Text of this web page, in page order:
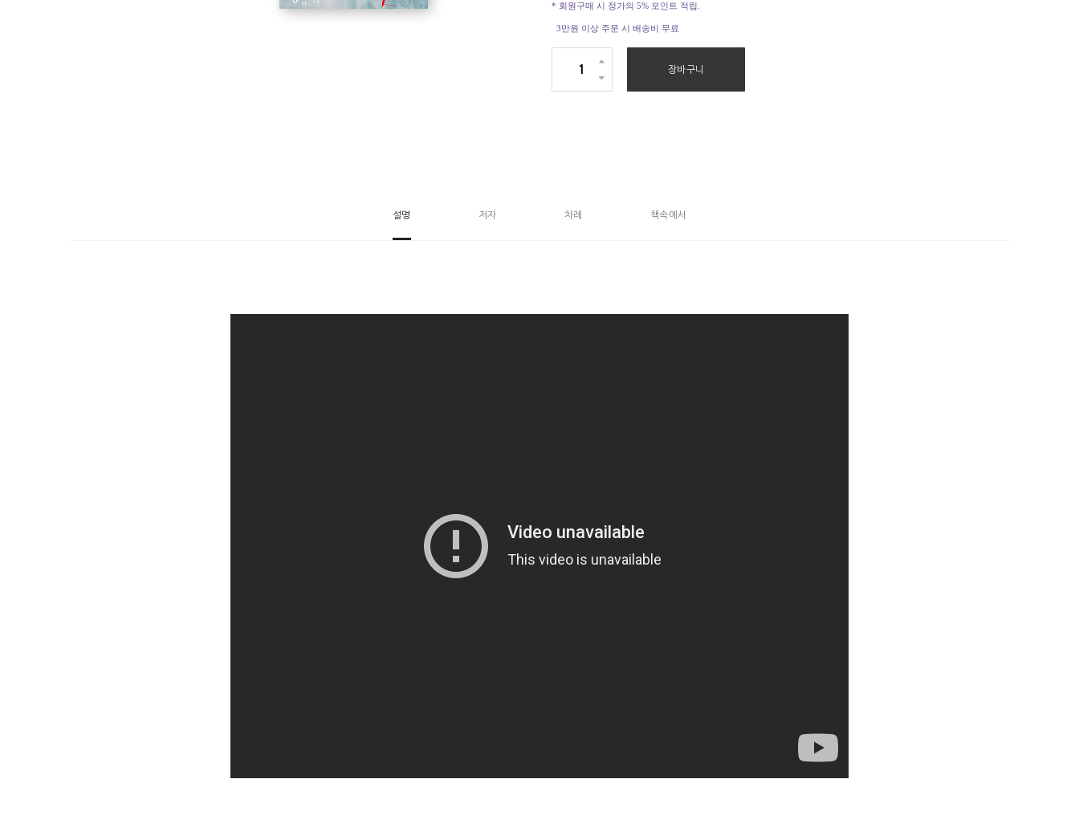
* 회원구매 시 정가의 5% 포인트 적립.
3만원 이상 주문 시 배송비 무료
장바구니
설명 저자 차례 책속에서